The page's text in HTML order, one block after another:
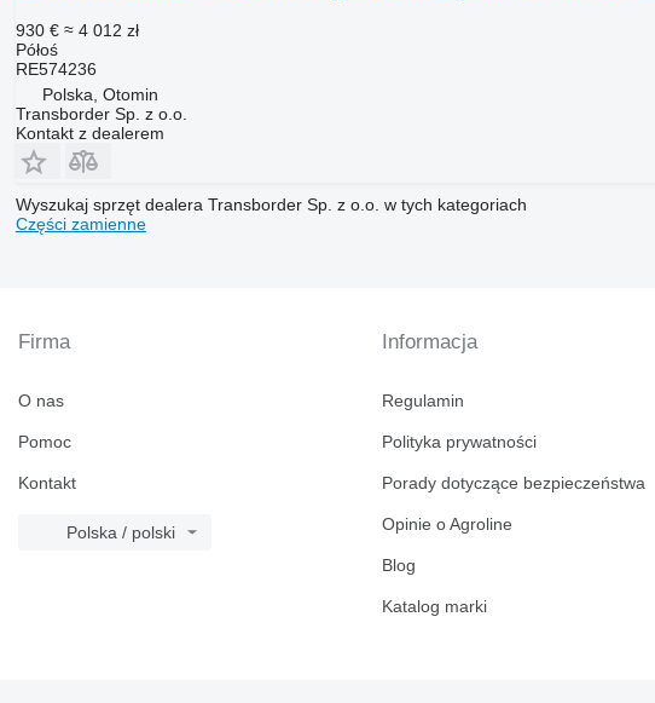
930 € ≈ 4 012 zł
Półoś
RE574236
Polska, Otomin
Transborder Sp. z o.o.
Kontakt z dealerem
Wyszukaj sprzęt dealera Transborder Sp. z o.o. w tych kategoriach
Części zamienne
Firma
O nas
Pomoc
Kontakt
Polska / polski
Informacja
Regulamin
Polityka prywatności
Porady dotyczące bezpieczeństwa
Opinie o Agroline
Blog
Katalog marki